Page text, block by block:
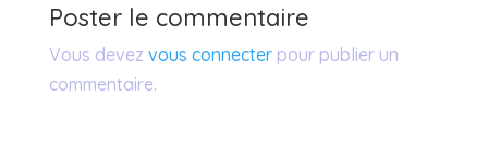
Poster le commentaire
Vous devez vous connecterpour publier un
commentaire.